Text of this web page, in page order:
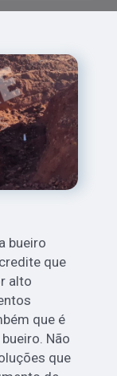
bueiro
que
alto
que é
Não
que